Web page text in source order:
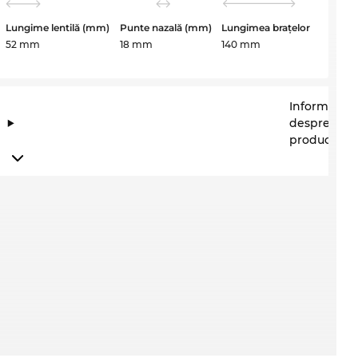
Lungime lentilă (mm)
52 mm
Punte nazală (mm)
18 mm
Lungimea brațelor
140 mm
Informații
despre
producător